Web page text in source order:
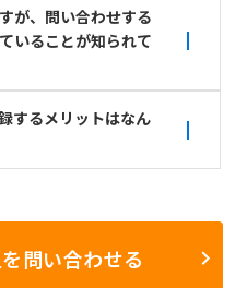
が、問い合わせする
いることが知られて
するメリットはなん
問い合わせる